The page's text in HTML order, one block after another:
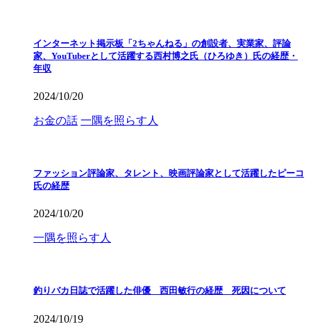
インターネット掲示板「2ちゃんねる」の創設者、実業家、評論
家、YouTuberとして活躍する西村博之氏（ひろゆき）氏の経歴・
年収
2024/10/20
お金の話 一隅を照らす人
ファッション評論家、タレント、映画評論家として活躍したピーコ
氏の経歴
2024/10/20
一隅を照らす人
釣りバカ日誌で活躍した俳優 西田敏行の経歴 死因について
2024/10/19